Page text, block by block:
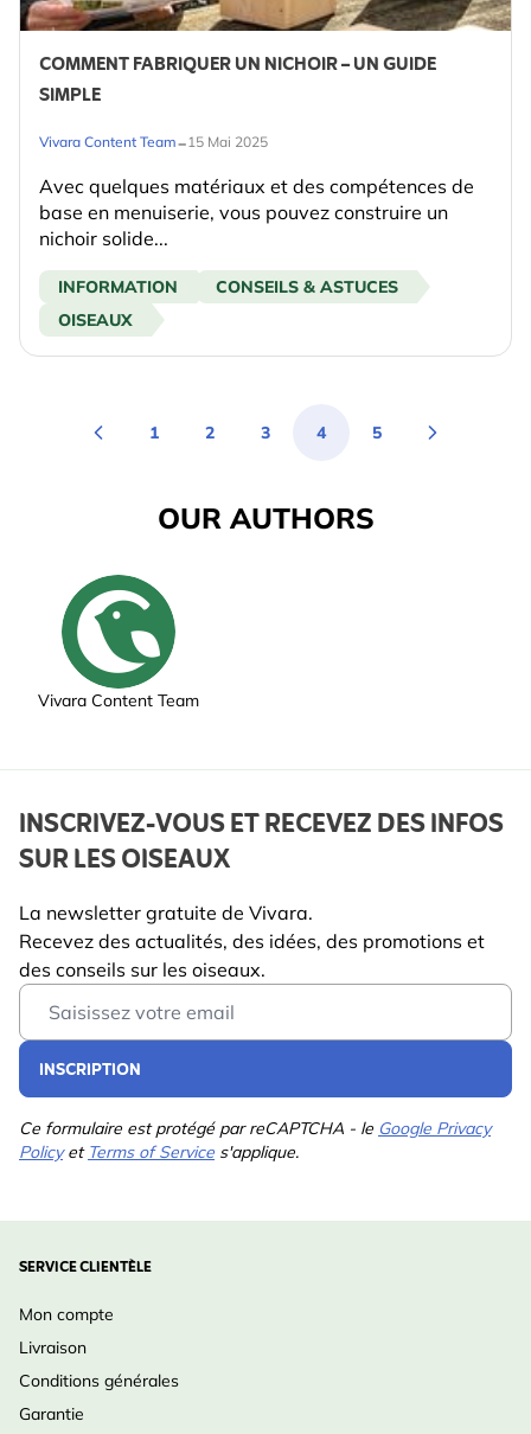
COMMENT FABRIQUER UN NICHOIR – UN GUIDE
SIMPLE
Vivara Content Team-15 Mai 2025
Avec quelques matériaux et des compétences de
base en menuiserie, vous pouvez construire un
nichoir solide...
INFORMATION
CONSEILS & ASTUCES
OISEAUX
Page
1 Page
2 Page
3 You're currently reading
4 Page
5
OUR AUTHORS
Vivara Content Team
INSCRIVEZ-VOUS ET RECEVEZ DES INFOS
SUR LES OISEAUX
La newsletter gratuite de Vivara.
Recevez des actualités, des idées, des promotions et
des conseils sur les oiseaux.
Email Address
INSCRIPTION
Ce formulaire est protégé par reCAPTCHA - le Google Privacy
Policyet Terms of Service s'applique.
SERVICE CLIENTÈLE
Mon compte
Livraison
Conditions générales
Garantie